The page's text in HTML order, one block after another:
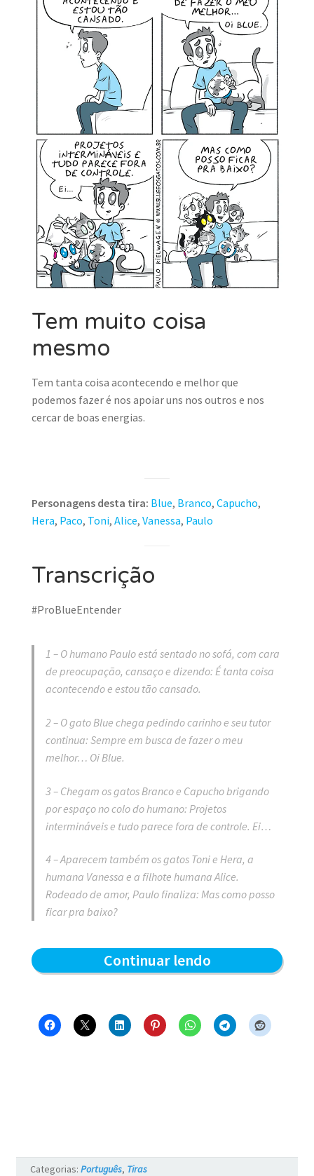
MINHA CONTA
Search Button
Tem muito coisa
mesmo
Tem tanta coisa acontecendo e melhor que
podemos fazer é nos apoiar uns nos outros e nos
cercar de boas energias.
Personagens desta tira: Blue, Branco, Capucho,
Hera, Paco, Toni, Alice, Vanessa, Paulo
Transcrição
#ProBlueEntender
1 – O humano Paulo está sentado no sofá, com cara
de preocupação, cansaço e dizendo: É tanta coisa
acontecendo e estou tão cansado.
2 – O gato Blue chega pedindo carinho e seu tutor
continua: Sempre em busca de fazer o meu
melhor… Oi Blue.
3 – Chegam os gatos Branco e Capucho brigando
por espaço no colo do humano: Projetos
intermináveis e tudo parece fora de controle. Ei…
4 – Aparecem também os gatos Toni e Hera, a
humana Vanessa e a filhote humana Alice.
Rodeado de amor, Paulo finaliza: Mas como posso
ficar pra baixo?
Continuar lendoBlue
Gatos
acontecendo
Categorias: Português, Tiras